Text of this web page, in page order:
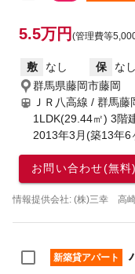
5.5万円 (管理費等
敷 なし 保 なし
群馬県藤岡市藤岡
ＪＲ八高線 / 群馬藤
1LDK(29.44㎡) 3階
2013年3月(築13年6
お問い合わせ(無料)
情報提供会社: (株)三幸 高
新築貸アパート